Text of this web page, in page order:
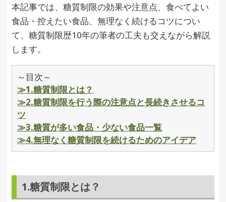
本記事では、糖質制限の効果や注意点、食べてよい
食品・控えたい食品、無理なく続けるコツについ
て、糖質制限歴10年の筆者の工夫も交えながら解説
します。
～目次～
≫1.糖質制限とは？
≫2.糖質制限を行う際の注意点と長続きさせるコ
ツ
≫3.糖質が多い食品・少ない食品一覧
≫4.無理なく糖質制限を続けるためのアイデア
1.糖質制限とは？